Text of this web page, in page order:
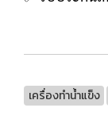
เครื่องทำน้ำแข็ง